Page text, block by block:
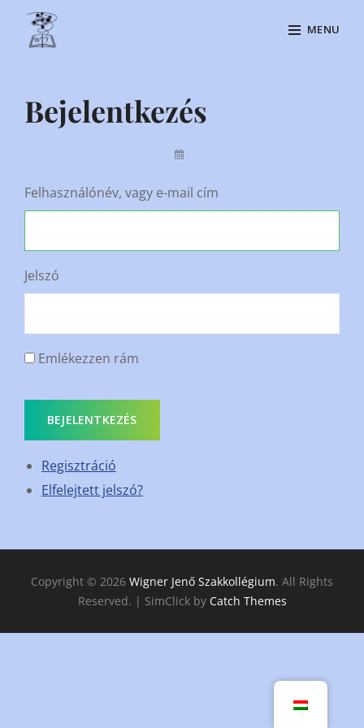
MENU
Bejelentkezés
By
Felhasználónév, vagy e-mail cím
Jelszó
Emlékezzen rám
BEJELENTKEZÉS
Regisztráció
Elfelejtett jelszó?
Copyright © 2026 Wigner Jenő Szakkollégium. All Rights
Reserved. | SimClick by Catch Themes